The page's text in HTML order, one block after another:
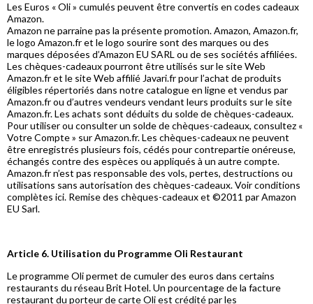
Les Euros « Oli » cumulés peuvent être convertis en codes cadeaux
Amazon.
Amazon ne parraine pas la présente promotion. Amazon, Amazon.fr,
le logo Amazon.fr et le logo sourire sont des marques ou des
marques déposées d’Amazon EU SARL ou de ses sociétés affiliées.
Les chèques-cadeaux pourront être utilisés sur le site Web
Amazon.fr et le site Web affilié Javari.fr pour l’achat de produits
éligibles répertoriés dans notre catalogue en ligne et vendus par
Amazon.fr ou d’autres vendeurs vendant leurs produits sur le site
Amazon.fr. Les achats sont déduits du solde de chèques-cadeaux.
Pour utiliser ou consulter un solde de chèques-cadeaux, consultez «
Votre Compte » sur Amazon.fr. Les chèques-cadeaux ne peuvent
être enregistrés plusieurs fois, cédés pour contrepartie onéreuse,
échangés contre des espèces ou appliqués à un autre compte.
Amazon.fr n’est pas responsable des vols, pertes, destructions ou
utilisations sans autorisation des chèques-cadeaux. Voir conditions
complètes ici. Remise des chèques-cadeaux et ©2011 par Amazon
EU Sarl.
Article 6. Utilisation du Programme Oli Restaurant
Le programme Oli permet de cumuler des euros dans certains
restaurants du réseau Brit Hotel. Un pourcentage de la facture
restaurant du porteur de carte Oli est crédité par les